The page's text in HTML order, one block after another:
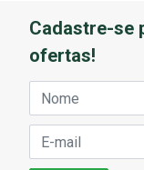
Cadastre-se
ofertas!